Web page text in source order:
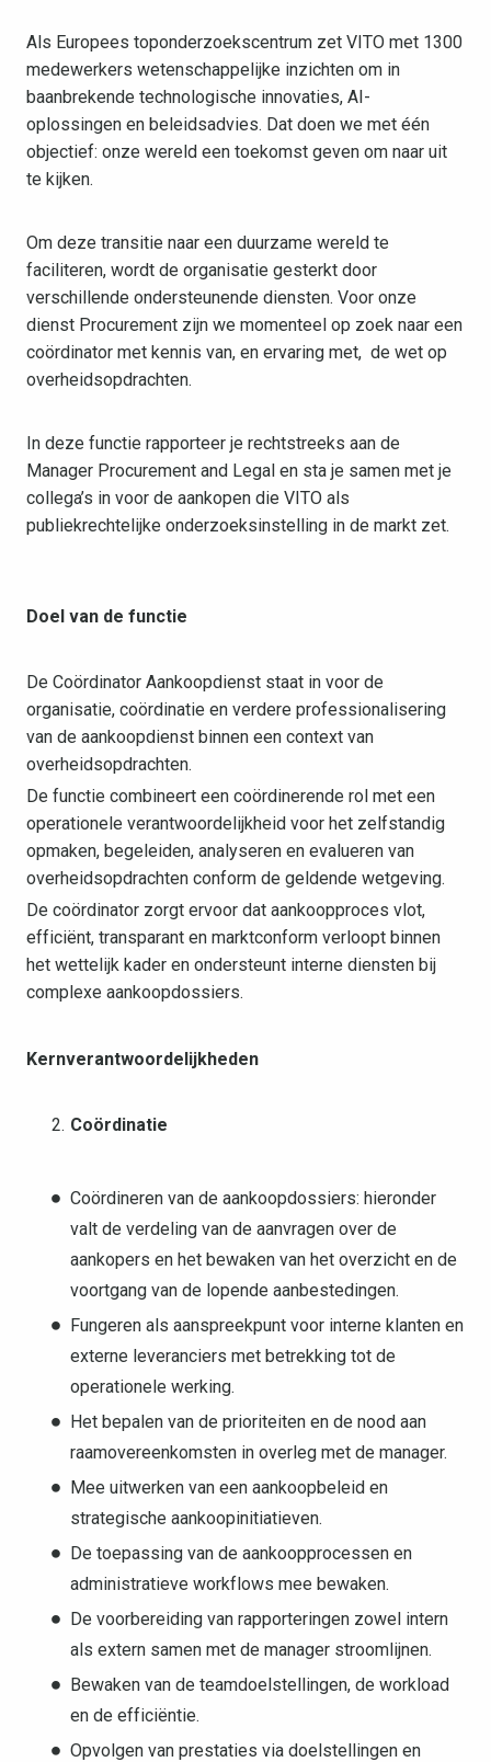
Als Europees toponderzoekscentrum zet VITO met 1300
medewerkers wetenschappelijke inzichten om in
baanbrekende technologische innovaties, AI-
oplossingen en beleidsadvies. Dat doen we met één
objectief: onze wereld een toekomst geven om naar uit
te kijken.
Om deze transitie naar een duurzame wereld te
faciliteren, wordt de organisatie gesterkt door
verschillende ondersteunende diensten. Voor onze
dienst Procurement zijn we momenteel op zoek naar een
coördinator met kennis van, en ervaring met, de wet op
overheidsopdrachten.
In deze functie rapporteer je rechtstreeks aan de
Manager Procurement and Legal en sta je samen met je
collega’s in voor de aankopen die VITO als
publiekrechtelijke onderzoeksinstelling in de markt zet.
Doel van de functie
De Coördinator Aankoopdienst staat in voor de
organisatie, coördinatie en verdere professionalisering
van de aankoopdienst binnen een context van
overheidsopdrachten.
De functie combineert een coördinerende rol met een
operationele verantwoordelijkheid voor het zelfstandig
opmaken, begeleiden, analyseren en evalueren van
overheidsopdrachten conform de geldende wetgeving.
De coördinator zorgt ervoor dat aankoopproces vlot,
efficiënt, transparant en marktconform verloopt binnen
het wettelijk kader en ondersteunt interne diensten bij
complexe aankoopdossiers.
Kernverantwoordelijkheden
Coördinatie
Coördineren van de aankoopdossiers: hieronder
valt de verdeling van de aanvragen over de
aankopers en het bewaken van het overzicht en de
voortgang van de lopende aanbestedingen.
Fungeren als aanspreekpunt voor interne klanten en
externe leveranciers met betrekking tot de
operationele werking.
Het bepalen van de prioriteiten en de nood aan
raamovereenkomsten in overleg met de manager.
Mee uitwerken van een aankoopbeleid en
strategische aankoopinitiatieven.
De toepassing van de aankoopprocessen en
administratieve workflows mee bewaken.
De voorbereiding van rapporteringen zowel intern
als extern samen met de manager stroomlijnen.
Bewaken van de teamdoelstellingen, de workload
en de efficiëntie.
Opvolgen van prestaties via doelstellingen en